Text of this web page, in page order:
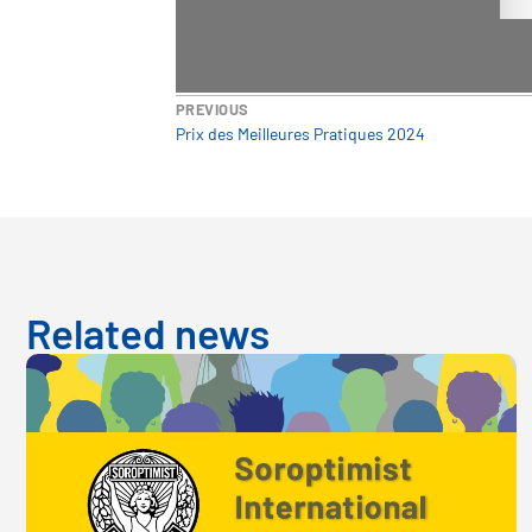
PREVIOUS
Prix des Meilleures Pratiques 2024
Related news